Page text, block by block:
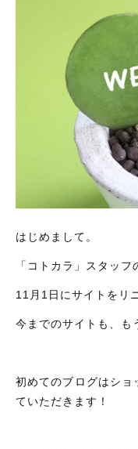
はじめまして。
「コトカラ」スタッフ
11月1日にサイトをリ
今までのサイトも、も
初めてのブログはショ
ていただきます！
HINOKI（土佐ヒ
サステナブル歯
洗剤・食器用石鹸
タオル/ハンカチ
国産［奥会津］
カトラリー/食器
ソーラーランタ
ファッション
布ナプキン
雑貨
ギフトラッピング
国産
ソーラーラン
在庫あり